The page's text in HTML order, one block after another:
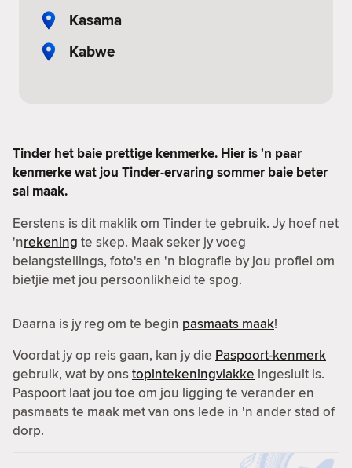
Kasama
Kabwe
Tinder het baie prettige kenmerke. Hier is 'n paar
kenmerke wat jou Tinder-ervaring sommer baie beter
sal maak.
Eerstens is dit maklik om Tinder te gebruik. Jy hoef net
'nrekening te skep. Maak seker jy voeg
belangstellings, foto's en 'n biografie by jou profiel om
bietjie met jou persoonlikheid te spog.
Daarna is jy reg om te begin pasmaats maak!
Voordat jy op reis gaan, kan jy die Paspoort-kenmerk
gebruik, wat by onstopintekeningvlakke ingesluit is.
Paspoort laat jou toe om jou ligging te verander en
pasmaats te maak met van ons lede in 'n ander stad of
dorp.